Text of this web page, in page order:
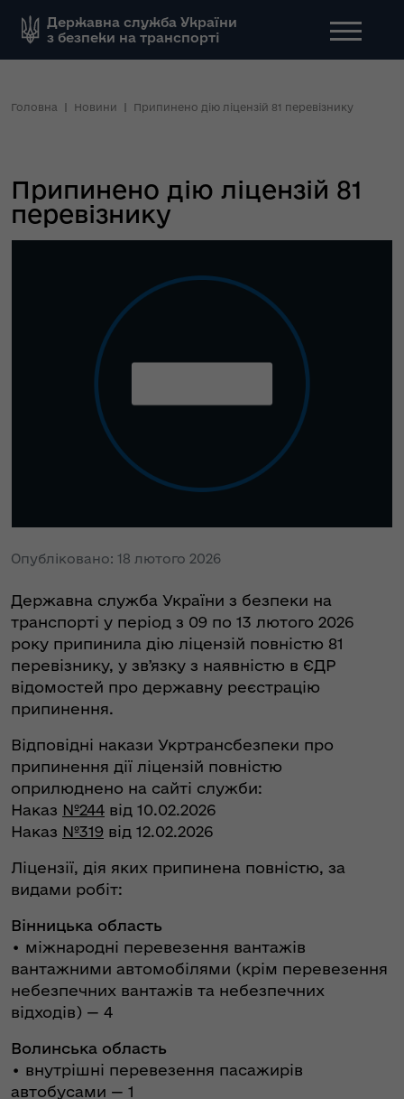
Державна служба України
з безпеки на транспорті
Головна Новини Припинено дію ліцензій 81 перевізнику
Припинено дію ліцензій 81
перевізнику
Опубліковано: 18 лютого 2026
Державна служба України з безпеки на
транспорті у період з 09 по 13 лютого 2026
року припинила дію ліцензій повністю 81
перевізнику, у звʼязку з наявністю в ЄДР
відомостей про державну реєстрацію
припинення.
Відповідні накази Укртрансбезпеки про
припинення дії ліцензій повністю
оприлюднено на сайті служби:
Наказ №244 від 10.02.2026
Наказ №319 від 12.02.2026
Ліцензії, дія яких припинена повністю, за
видами робіт:
Вінницька область
• міжнародні перевезення вантажів
вантажними автомобілями (крім перевезення
небезпечних вантажів та небезпечних
відходів) — 4
Волинська область
• внутрішні перевезення пасажирів
автобусами — 1